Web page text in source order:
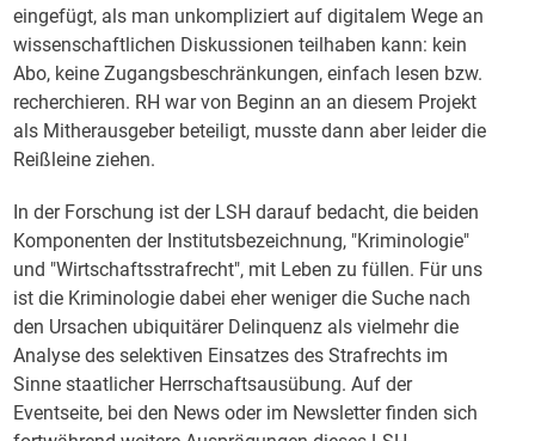
eingefügt, als man unkompliziert auf digitalem Wege an
wissenschaftlichen Diskussionen teilhaben kann: kein
Abo, keine Zugangsbeschränkungen, einfach lesen bzw.
recherchieren. RH war von Beginn an an diesem Projekt
als Mitherausgeber beteiligt, musste dann aber leider die
Reißleine ziehen.
In der Forschung ist der LSH darauf bedacht, die beiden
Komponenten der Institutsbezeichnung, "Kriminologie"
und "Wirtschaftsstrafrecht", mit Leben zu füllen. Für uns
ist die Kriminologie dabei eher weniger die Suche nach
den Ursachen ubiquitärer Delinquenz als vielmehr die
Analyse des selektiven Einsatzes des Strafrechts im
Sinne staatlicher Herrschaftsausübung. Auf der
Eventseite, bei den News oder im Newsletter finden sich